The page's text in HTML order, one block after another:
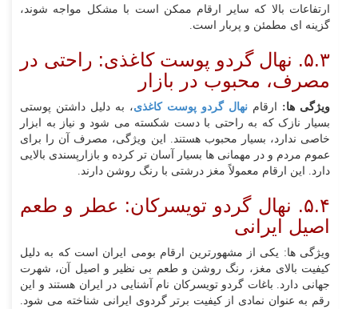
ارتفاعات بالا که سایر ارقام ممکن است با مشکل مواجه شوند،
گزینه‌ ای مطمئن و پربار است.
۵.۳. نهال گردو پوست کاغذی: راحتی در
مصرف، محبوب در بازار
ویژگی‌ ها: ارقام نهال گردو پوست کاغذی، به دلیل داشتن پوستی
بسیار نازک که به راحتی با دست شکسته می‌ شود و نیاز به ابزار
خاصی ندارد، بسیار محبوب هستند. این ویژگی، مصرف آن را برای
عموم مردم و در مهمانی‌ ها بسیار آسان‌ تر کرده و بازارپسندی بالایی
دارد. این ارقام معمولاً مغز درشتی با رنگ روشن دارند.
۵.۴. نهال گردو تویسرکان: عطر و طعم
اصیل ایرانی
ویژگی‌ ها: یکی از مشهورترین ارقام بومی ایران است که به دلیل
کیفیت بالای مغز، رنگ روشن و طعم بی‌ نظیر و اصیل آن، شهرت
جهانی دارد. باغات گردو تویسرکان نام‌ آشنایی در ایران هستند و این
رقم به عنوان نمادی از کیفیت برتر گردوی ایرانی شناخته می‌ شود.